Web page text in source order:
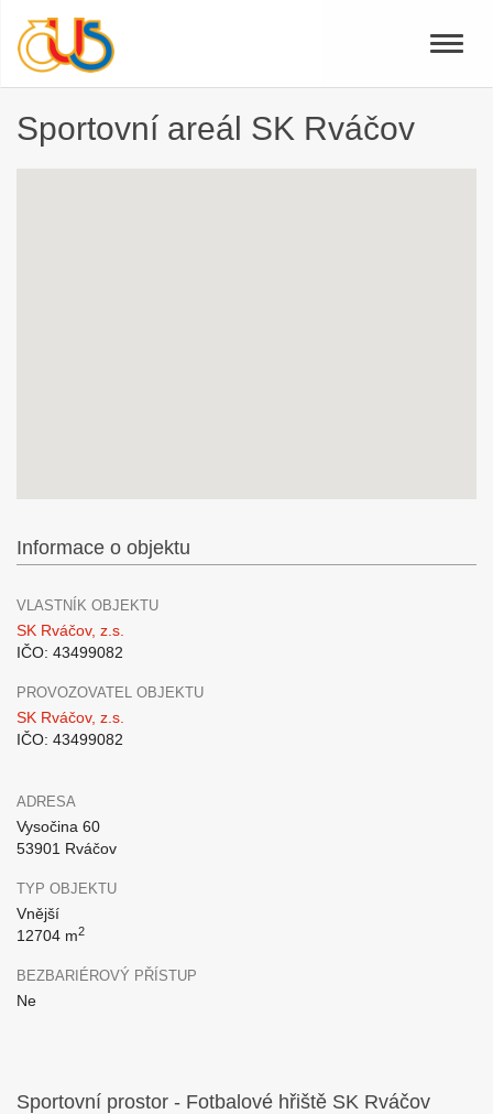
Toggle
Sportovní areál SK Rváčov
Informace o objektu
VLASTNÍK OBJEKTU
SK Rváčov, z.s.
IČO: 43499082
PROVOZOVATEL OBJEKTU
SK Rváčov, z.s.
IČO: 43499082
ADRESA
Vysočina 60
53901 Rváčov
TYP OBJEKTU
Vnější
12704 m2
BEZBARIÉROVÝ PŘÍSTUP
Ne
Sportovní prostor - Fotbalové hřiště SK Rváčov